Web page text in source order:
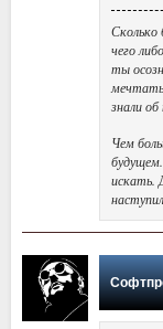
чего
ты
знали
Чем
искать.